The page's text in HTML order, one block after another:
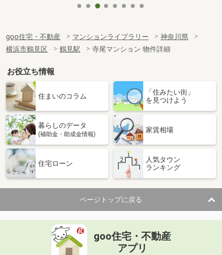
goo住宅・不動産 マンションライブラリー
神奈川県
横浜市鶴見区
鶴見駅 寺尾マンション 物件詳細
お役立ち情報
住まいのコラム
「住みたい街」
を見つけよう
暮らしのデータ
(補助金・助成金情報)
家賃相場
住宅ローン
人気タウン
ランキング
ページトップに戻る
goo住宅・不動産
アプリ